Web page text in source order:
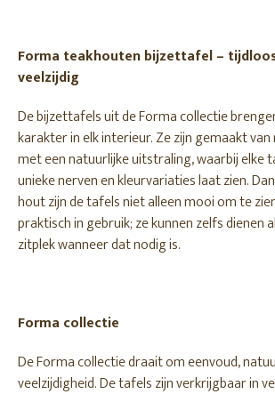
Forma teakhouten bijzettafel –
veelzijdig
De bijzettafels uit de Forma collectie
karakter in elk interieur. Ze zijn gemaakt
met een natuurlijke uitstraling, waarbij elke
unieke nerven en kleurvariaties laat zien.
hout zijn de tafels niet alleen mooi om te
praktisch in gebruik; ze kunnen zelfs dienen
zitplek wanneer dat nodig is.
Forma collectie
De Forma collectie draait om eenvoud,
veelzijdigheid. De tafels zijn verkrijgbaar in